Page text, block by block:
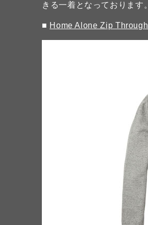
きる一着となっております。
■ Home Alone Zip